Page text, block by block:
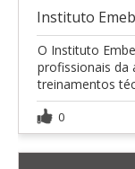
Instituto
O Instituto
profissionais da
treinamentos
0